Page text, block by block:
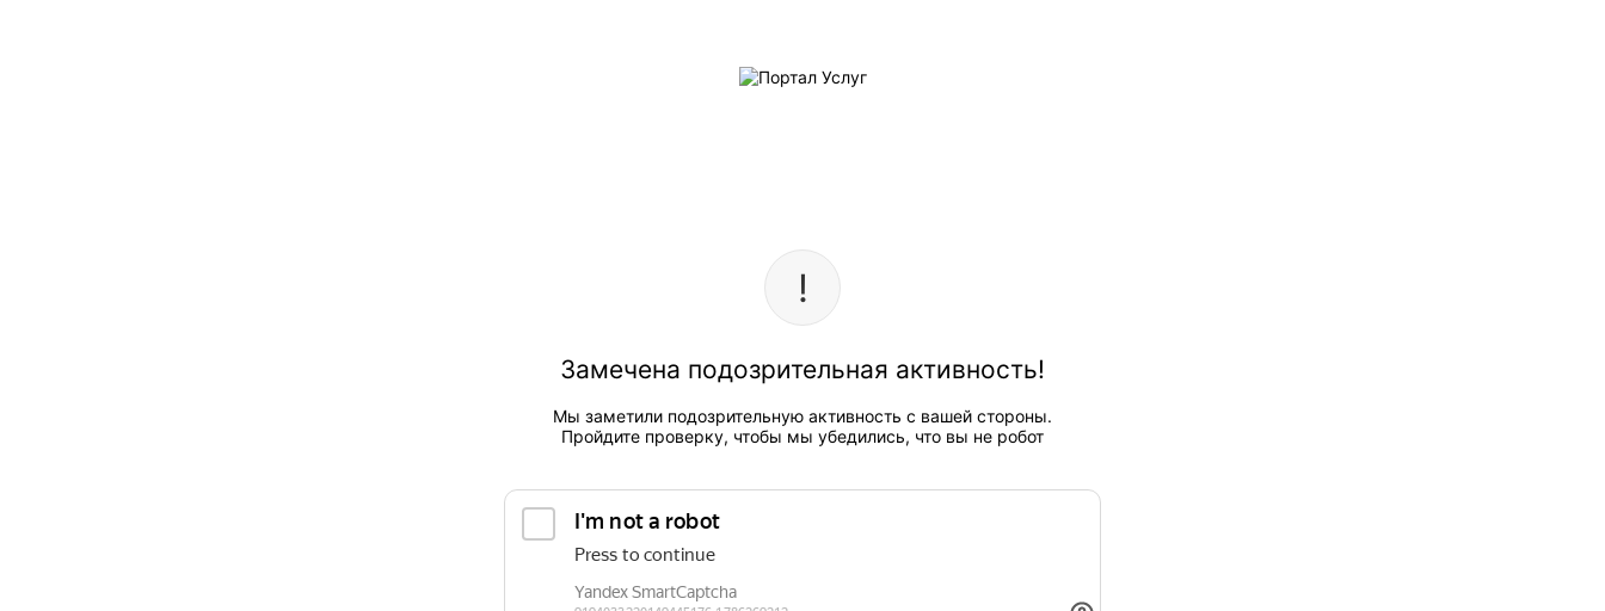
Замечена подозрительная активность!
Мы заметили подозрительную активность с вашей стороны.
Пройдите проверку, чтобы мы убедились, что вы не робот